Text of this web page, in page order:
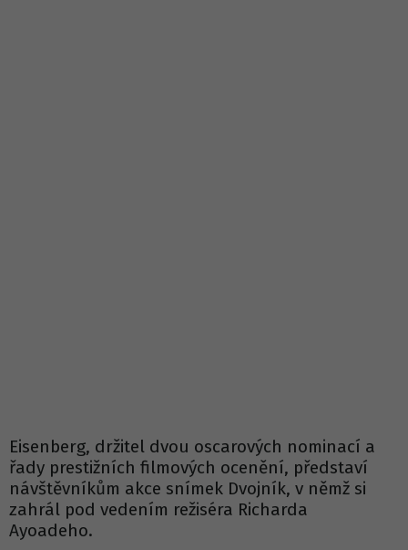
Eisenberg, držitel dvou oscarových nominací a
řady prestižních filmových ocenění, představí
návštěvníkům akce snímek Dvojník, v němž si
zahrál pod vedením režiséra Richarda
Ayoadeho.